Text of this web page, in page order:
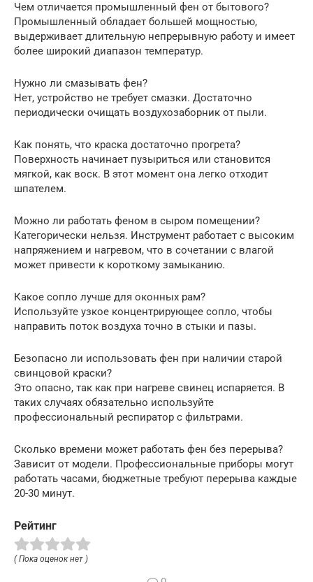
Чем отличается промышленный фен от бытового?
Промышленный обладает большей мощностью,
выдерживает длительную непрерывную работу и имеет
более широкий диапазон температур.
Нужно ли смазывать фен?
Нет, устройство не требует смазки. Достаточно
периодически очищать воздухозаборник от пыли.
Как понять, что краска достаточно прогрета?
Поверхность начинает пузыриться или становится
мягкой, как воск. В этот момент она легко отходит
шпателем.
Можно ли работать феном в сыром помещении?
Категорически нельзя. Инструмент работает с высоким
напряжением и нагревом, что в сочетании с влагой
может привести к короткому замыканию.
Какое сопло лучше для оконных рам?
Используйте узкое концентрирующее сопло, чтобы
направить поток воздуха точно в стыки и пазы.
Безопасно ли использовать фен при наличии старой
свинцовой краски?
Это опасно, так как при нагреве свинец испаряется. В
таких случаях обязательно используйте
профессиональный респиратор с фильтрами.
Сколько времени может работать фен без перерыва?
Зависит от модели. Профессиональные приборы могут
работать часами, бюджетные требуют перерыва каждые
20-30 минут.
Рейтинг
( Пока оценок нет )